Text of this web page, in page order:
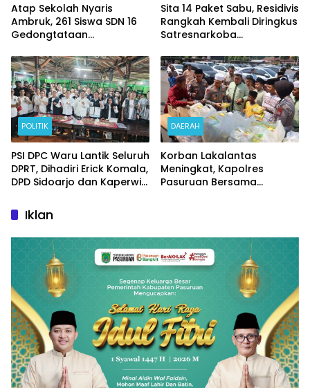
Atap Sekolah Nyaris
Ambruk, 261 Siswa SDN 16
Gedongtataan
Demi Belajar
Sita 14 Paket Sabu, Residivis
Rangkah Kembali Diringkus
Satresnarkoba
POLITIK
PSI DPC Waru Lantik Seluruh
DPRT, Dihadiri Erick Komala,
DPD Sidoarjo dan Kaperwil
DAERAH
Korban Lakalantas
Meningkat, Kapolres
Pasuruan Bersama
Iklan